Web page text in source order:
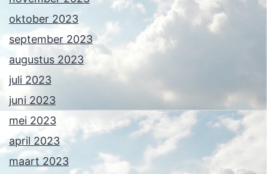
oktober 2023
september 2023
augustus 2023
juli 2023
juni 2023
mei 2023
april 2023
maart 2023